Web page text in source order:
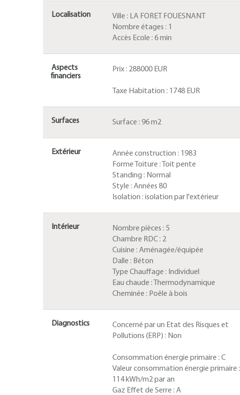
Localisation Ville : LA FORET FOUESNANT
Nombre étages : 1
Accès Ecole : 6 min
Aspects
financiers
Prix : 288000 EUR
Taxe Habitation : 1748 EUR
Surfaces Surface : 96 m2
Extérieur Année construction : 1983
Forme Toiture :
Toit pente
Standing : Normal
Style : Années 80
Isolation : isolation par l'extérieur
Intérieur Nombre pièces : 5
Chambre RDC : 2
Cuisine : Aménagée/équipée
Dalle : Béton
Type Chauffage : Individuel
Eau chaude :
Thermodynamique
Cheminée : Poêle à bois
Diagnostics
Concerné par un Etat des Risques et
Pollutions (ERP) : Non
Consommation énergie primaire : C
Valeur consommation énergie primaire :
114 kWh/m2 par an
Gaz Effet de Serre : A